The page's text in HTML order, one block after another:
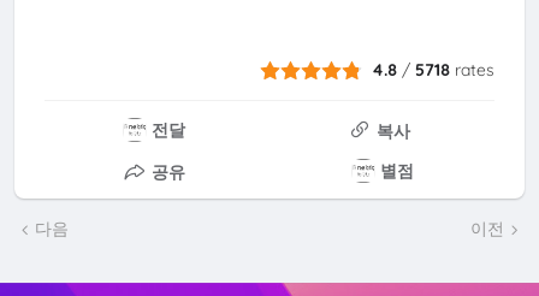
4.8 /5718 rates
전달
복사
공유
별점
다음 이전